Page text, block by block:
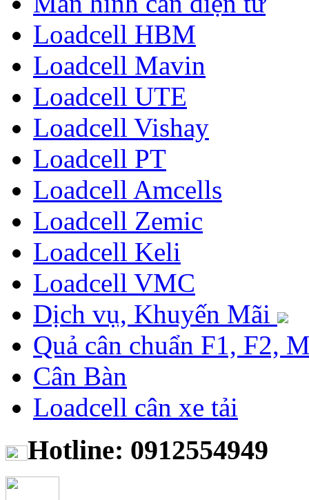
Loadcell HBM
Loadcell Mavin
Loadcell UTE
Loadcell Vishay
Loadcell PT
Loadcell Amcells
Loadcell Zemic
Loadcell Keli
Loadcell VMC
Dịch vụ, Khuyến Mãi
Quả cân chuẩn F1, F2,
Cân Bàn
Loadcell cân xe tải
Hotline: 0912554949